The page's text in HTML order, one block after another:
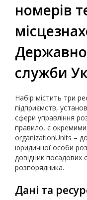
номерів
служби
Набір містить три
підприємств,
сфери управління
правило, є
organizationUnits –
юридичної особи
довідник посадових
розпорядника.
Дані та